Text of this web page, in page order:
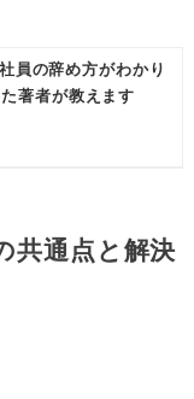
員の辞め方がわかり
著者が教えます
共通点と解決